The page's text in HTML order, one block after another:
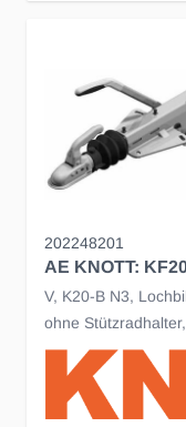
202248201
AE KNOTT:
V, K20-B N3,
ohne